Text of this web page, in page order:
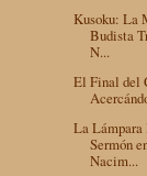
Kusoku: La
Budista
N...
El Final del
La
Sermón
Nacim...